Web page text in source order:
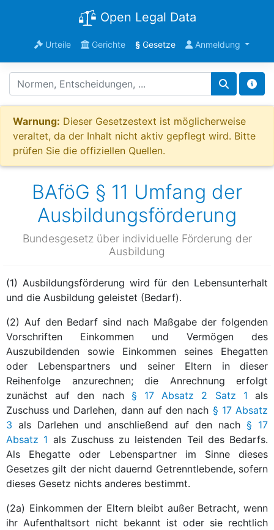
Open Legal Data
Urteile Gerichte §Gesetze Anmeldung
Warnung: Dieser Gesetzestext ist möglicherweise
veraltet, da der Inhalt nicht aktiv gepflegt wird. Bitte
prüfen Sie die offiziellen Quellen.
BAföG § 11 Umfang der
Ausbildungsförderung
Bundesgesetz über individuelle Förderung der
Ausbildung
(1) Ausbildungsförderung wird für den Lebensunterhalt
und die Ausbildung geleistet (Bedarf).
(2) Auf den Bedarf sind nach Maßgabe der folgenden
Vorschriften Einkommen und Vermögen des
Auszubildenden sowie Einkommen seines Ehegatten
oder Lebenspartners und seiner Eltern in dieser
Reihenfolge anzurechnen; die Anrechnung erfolgt
zunächst auf den nach § 17 Absatz 2 Satz 1 als
Zuschuss und Darlehen, dann auf den nach § 17 Absatz
3 als Darlehen und anschließend auf den nach § 17
Absatz 1 als Zuschuss zu leistenden Teil des Bedarfs.
Als Ehegatte oder Lebenspartner im Sinne dieses
Gesetzes gilt der nicht dauernd Getrenntlebende, sofern
dieses Gesetz nichts anderes bestimmt.
(2a) Einkommen der Eltern bleibt außer Betracht, wenn
ihr Aufenthaltsort nicht bekannt ist oder sie rechtlich